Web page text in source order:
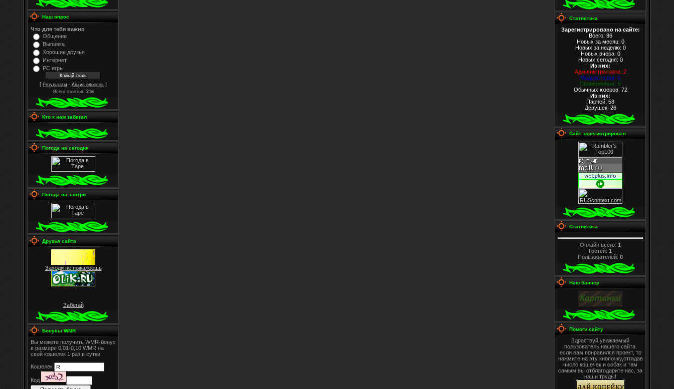
Наш опрос
Что для тебя важно
Общение
Выпивка
Хорошие друзья
Интернет
PC игры
[ Результаты · Архив опросов ]
Всего ответов: 216
Кто к нам забегал
Погода на сегодня
Погода на завтро
Друзья сайта
Заходи не пожалеешь
Забегай
Бонусы WMR
Вы можете получить WMR-бонус
в размере 0,01-0,10 WMR на
свой кошелек 1 раз в сутки
Кошелек
Код
Статистика
Зарегистрировано на сайте:
Всего: 86
Новых за месяц: 0
Новых за неделю: 0
Новых вчера: 0
Новых сегодня: 0
Из них:
Администраторов: 2
Модераторов: 5
Проверенных: 6
Обычных юзеров: 72
Из них:
Парней: 58
Девушек: 26
Сайт зарегистрирован
Статистика
Онлайн всего: 1
Гостей: 1
Пользователей: 0
Наш баннер
Помоги сайту
Здраствуй уважаемый
пользователь нашего сайта,
если вам понравился проект, то
нажмите на эту кнопочку,отгадав
число кошечек и собак и тем
самым вы отблагодарите нас, за
наши труды!